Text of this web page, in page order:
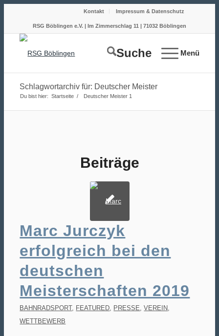
Kontakt Impressum & Datenschutz
RSG Böblingen e.V. | Im Zimmerschlag 11 | 71032 Böblingen
Suche Menü
Schlagwortarchiv für: Deutscher Meister
Du bist hier: Startseite 1
/ Deutscher Meister
Beiträge
Frank
Marc Jurczyk
erfolgreich bei den
deutschen
Meisterschaften 2019
BAHNRADSPORT, FEATURED, PRESSE,VEREIN,
WETTBEWERB